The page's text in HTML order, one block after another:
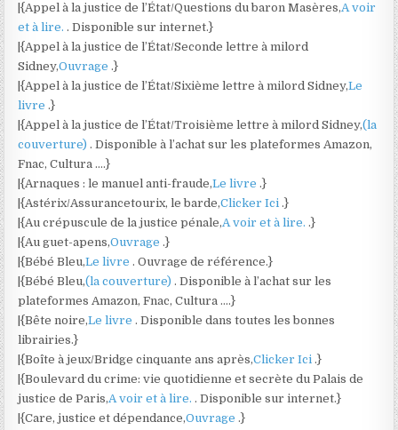
|{Appel à la justice de l’État/Questions du baron Masères,A voir
et à lire.. Disponible sur internet.}
|{Appel à la justice de l’État/Seconde lettre à milord
Sidney,Ouvrage.}
|{Appel à la justice de l’État/Sixième lettre à milord Sidney,Le
livre.}
|{Appel à la justice de l’État/Troisième lettre à milord Sidney,(la
couverture). Disponible à l’achat sur les plateformes Amazon,
Fnac, Cultura ….}
|{Arnaques : le manuel anti-fraude,Le livre.}
|{Astérix/Assurancetourix, le barde,Clicker Ici.}
|{Au crépuscule de la justice pénale,A voir et à lire..}
|{Au guet-apens,Ouvrage.}
|{Bébé Bleu,Le livre. Ouvrage de référence.}
|{Bébé Bleu,(la couverture). Disponible à l’achat sur les
plateformes Amazon, Fnac, Cultura ….}
|{Bête noire,Le livre. Disponible dans toutes les bonnes
librairies.}
|{Boîte à jeux/Bridge cinquante ans après,Clicker Ici.}
|{Boulevard du crime: vie quotidienne et secrète du Palais de
justice de Paris,A voir et à lire.. Disponible sur internet.}
|{Care, justice et dépendance,Ouvrage.}